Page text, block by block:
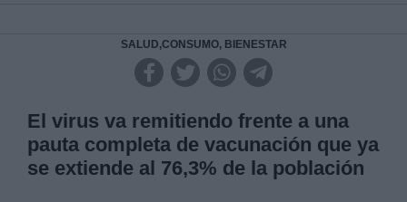
SALUD,CONSUMO, BIENESTAR
El virus va remitiendo frente a una
pauta completa de vacunación que ya
se extiende al 76,3% de la población
Legitimación: